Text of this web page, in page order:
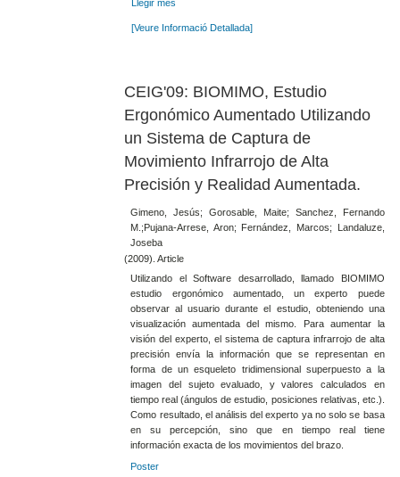
Llegir més
[Veure Informació Detallada]
CEIG'09: BIOMIMO, Estudio
Ergonómico Aumentado Utilizando
un Sistema de Captura de
Movimiento Infrarrojo de Alta
Precisión y Realidad Aumentada.
Gimeno, Jesús; Gorosable, Maite; Sanchez, Fernando
M.;Pujana-Arrese, Aron; Fernández, Marcos; Landaluze,
Joseba
(2009). Article
Utilizando el Software desarrollado, llamado BIOMIMO
estudio ergonómico aumentado, un experto puede
observar al usuario durante el estudio, obteniendo una
visualización aumentada del mismo. Para aumentar la
visión del experto, el sistema de captura infrarrojo de alta
precisión envía la información que se representan en
forma de un esqueleto tridimensional superpuesto a la
imagen del sujeto evaluado, y valores calculados en
tiempo real (ángulos de estudio, posiciones relativas, etc.).
Como resultado, el análisis del experto ya no solo se basa
en su percepción, sino que en tiempo real tiene
información exacta de los movimientos del brazo.
Poster